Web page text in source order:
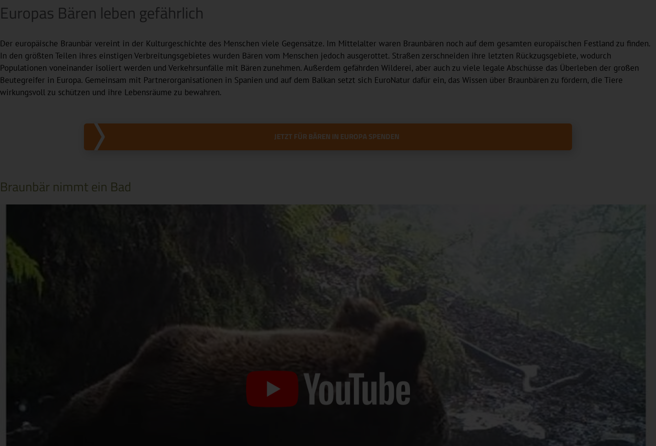
Europas Bären leben gefährlich
Der europäische Braunbär vereint in der Kulturgeschichte des Menschen viele Gegensätze. Im Mittelalter waren Braunbären noch auf dem gesamten europäischen Festland zu finden.
In den größten Teilen ihres einstigen Verbreitungsgebietes wurden Bären vom Menschen jedoch ausgerottet. Straßen zerschneiden ihre letzten Rückzugsgebiete, wodurch
Populationen voneinander isoliert werden und Verkehrsunfälle mit Bären zunehmen. Außerdem gefährden Wilderei, aber auch zu viele legale Abschüsse das Überleben der großen
Beutegreifer in Europa. Gemeinsam mit Partnerorganisationen in Spanien und auf dem Balkan setzt sich EuroNatur dafür ein, das Wissen über Braunbären zu fördern, die Tiere
wirkungsvoll zu schützen und ihre Lebensräume zu bewahren.
JETZT FÜR BÄREN IN EUROPA SPENDEN
Braunbär nimmt ein Bad